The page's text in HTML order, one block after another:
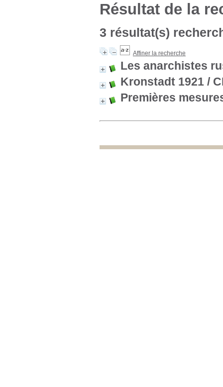
Résultat de la
3 résultat(s)
Affiner la recherche
Les anarchistes
Kronstadt 1921 /
Premières